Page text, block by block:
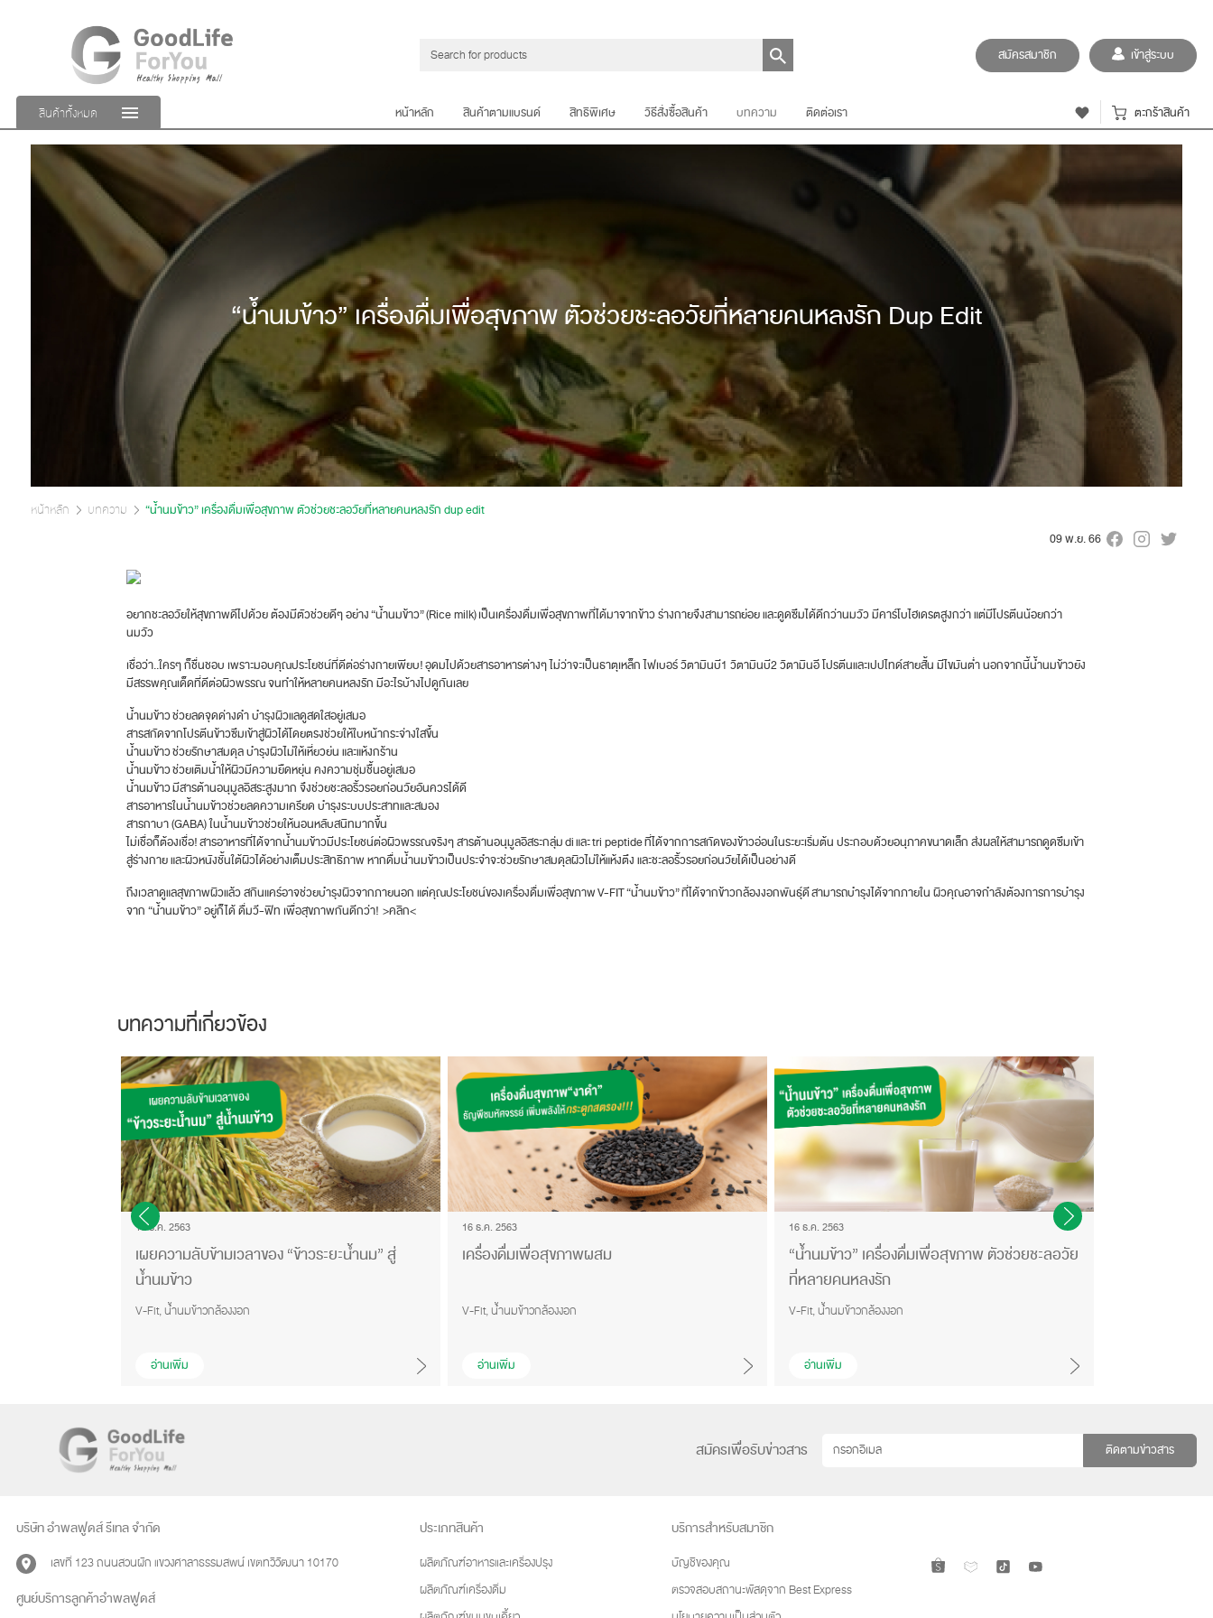
สมัครสมาชิก เข้าสู่ระบบ
สินค้าทั้งหมด หน้าหลัก สินค้าตามแบรนด์ สิทธิพิเศษ วิธีสั่งซื้อสินค้า บทความ ติดต่อเรา ตะกร้าสินค้า
“น้ำนมข้าว” เครื่องดื่มเพื่อสุขภาพ ตัวช่วยชะลอวัยที่หลายคนหลงรัก Dup Edit
หน้าหลัก บทความ
“น้ำนมข้าว” เครื่องดื่มเพื่อสุขภาพ ตัวช่วยชะลอวัยที่หลายคนหลงรัก dup edit
09 พ.ย. 66
อยากชะลอวัยให้สุขภาพดีไปด้วย ต้องมีตัวช่วยดีๆ อย่าง “น้ำนมข้าว” (Rice milk) เป็นเครื่องดื่มเพื่อสุขภาพที่ได้มาจากข้าว ร่างกายจึงสามารถย่อย และดูดซึมได้ดีกว่านมวัว มีคาร์โบไฮเดรตสูงกว่า แต่มีโปรตีนน้อยกว่า
นมวัว
เชื่อว่า..ใครๆ ก็ชื่นชอบ เพราะมอบคุณประโยชน์ที่ดีต่อร่างกายเพียบ! อุดมไปด้วยสารอาหารต่างๆ ไม่ว่าจะเป็นธาตุเหล็ก ไฟเบอร์ วิตามินบี1 วิตามินบี2 วิตามินอี โปรตีนและเปปไทด์สายสั้น มีไขมันต่ำ นอกจากนี้น้ำนมข้าวยัง
มีสรรพคุณเด็ดที่ดีต่อผิวพรรณ จนทำให้หลายคนหลงรัก มีอะไรบ้างไปดูกันเลย
น้ำนมข้าว ช่วยลดจุดด่างดำ บำรุงผิวแลดูสดใสอยู่เสมอ
สารสกัดจากโปรตีนข้าวซึมเข้าสู่ผิวได้โดยตรงช่วยให้ใบหน้ากระจ่างใสขึ้น
น้ำนมข้าว ช่วยรักษาสมดุล บำรุงผิวไม่ให้เหี่ยวย่น และแห้งกร้าน
น้ำนมข้าว ช่วยเติมน้ำให้ผิวมีความยืดหยุ่น คงความชุ่มชื้นอยู่เสมอ
น้ำนมข้าว มีสารต้านอนุมูลอิสระสูงมาก จึงช่วยชะลอริ้วรอยก่อนวัยอันควรได้ดี
สารอาหารในน้ำนมข้าวช่วยลดความเครียด บำรุงระบบประสาทและสมอง
สารกาบา (GABA) ในน้ำนมข้าวช่วยให้นอนหลับสนิทมากขึ้น
ไม่เชื่อก็ต้องเชื่อ! สารอาหารที่ได้จากน้ำนมข้าวมีประโยชน์ต่อผิวพรรณจริงๆ สารต้านอนุมูลอิสระกลุ่ม di และ tri peptide ที่ได้จากการสกัดของข้าวอ่อนในระยะเริ่มต้น ประกอบด้วยอนุภาคขนาดเล็ก ส่งผลให้สามารถดูดซึมเข้า
สู่ร่างกาย และผิวหนังชั้นใต้ผิวได้อย่างเต็มประสิทธิภาพ หากดื่มน้ำนมข้าวเป็นประจำจะช่วยรักษาสมดุลผิวไม่ให้แห้งตึง และชะลอริ้วรอยก่อนวัยได้เป็นอย่างดี
ถึงเวลาดูแลสุขภาพผิวแล้ว สกินแคร์อาจช่วยบำรุงผิวจากภายนอก แต่คุณประโยชน์ของเครื่องดื่มเพื่อสุขภาพ V-FIT “น้ำนมข้าว” ที่ได้จากข้าวกล้องงอกพันธุ์ดี สามารถบำรุงได้จากภายใน ผิวคุณอาจกำลังต้องการการบำรุง
จาก “น้ำนมข้าว” อยู่ก็ได้ ดื่มวี-ฟิท เพื่อสุขภาพกันดีกว่า! >คลิก<
บทความที่เกี่ยวข้อง
16 ธ.ค. 2563
เผยความลับข้ามเวลาของ “ข้าวระยะน้ำนม” สู่
น้ำนมข้าว
V-Fit, น้ำนมข้าวกล้องงอก
อ่านเพิ่ม
16 ธ.ค. 2563
เครื่องดื่มเพื่อสุขภาพผสม
V-Fit, น้ำนมข้าวกล้องงอก
อ่านเพิ่ม
16 ธ.ค. 2563
“น้ำนมข้าว” เครื่องดื่มเพื่อสุขภาพ ตัวช่วยชะลอวัย
ที่หลายคนหลงรัก
V-Fit, น้ำนมข้าวกล้องงอก
อ่านเพิ่ม
สมัครเพื่อรับข่าวสาร ติดตามข่าวสาร
บริษัท อำพลฟูดส์ รีเทล จำกัด
เลขที่ 123 ถนนสวนผัก แขวงศาลาธรรมสพน์ เขตทวีวัฒนา 10170
ศูนย์บริการลูกค้าอำพลฟูดส์
ประเภทสินค้า
ผลิตภัณฑ์อาหารและเครื่องปรุง
ผลิตภัณฑ์เครื่องดื่ม
บริการสำหรับสมาชิก
บัญชีของคุณ
ตรวจสอบสถานะพัสดุจาก Best Express